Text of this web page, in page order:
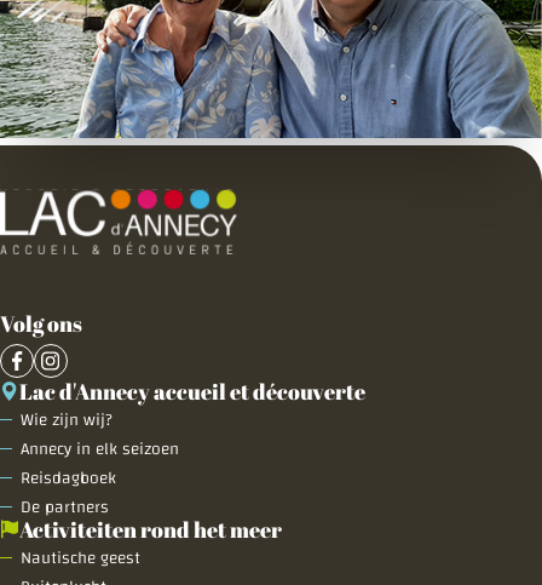
Volg ons
Lac d'Annecy accueil et découverte
Wie zijn wij?
Annecy in elk seizoen
Reisdagboek
De partners
Activiteiten rond het meer
Nautische geest